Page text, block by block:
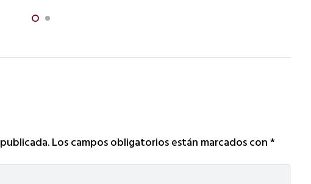
Los campos obligatorios están marcados con*